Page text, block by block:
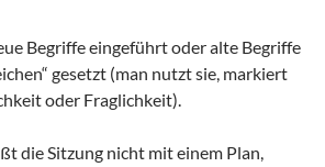
Begriffe eingeführt oder alte Begriffe
gesetzt (man nutzt sie, markiert
oder Fraglichkeit).
die Sitzung nicht mit einem Plan,